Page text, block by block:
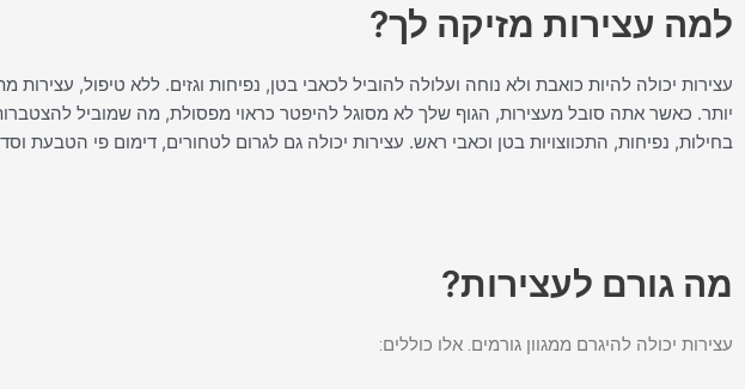
למה עצירות מזיקה לך?
עצירות יכולה להיות כואבת ולא נוחה ועלולה להוביל לכאבי בטן, נפיחות וגזים. ללא טיפול,
יותר. כאשר אתה סובל מעצירות, הגוף שלך לא מסוגל להיפטר כראוי מפסולת, מה שמוביל להצטברות
בחילות, נפיחות, התכווצויות בטן וכאבי ראש. עצירות יכולה גם לגרום לטחורים, דימום פי הטבעת
מה גורם לעצירות?
עצירות יכולה להיגרם ממגוון גורמים. אלו כוללים: